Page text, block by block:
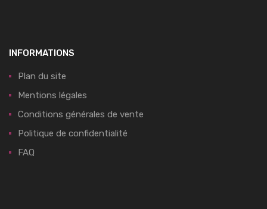
INFORMATIONS
Plan du site
Mentions légales
Conditions générales de vente
Politique de confidentialité
FAQ